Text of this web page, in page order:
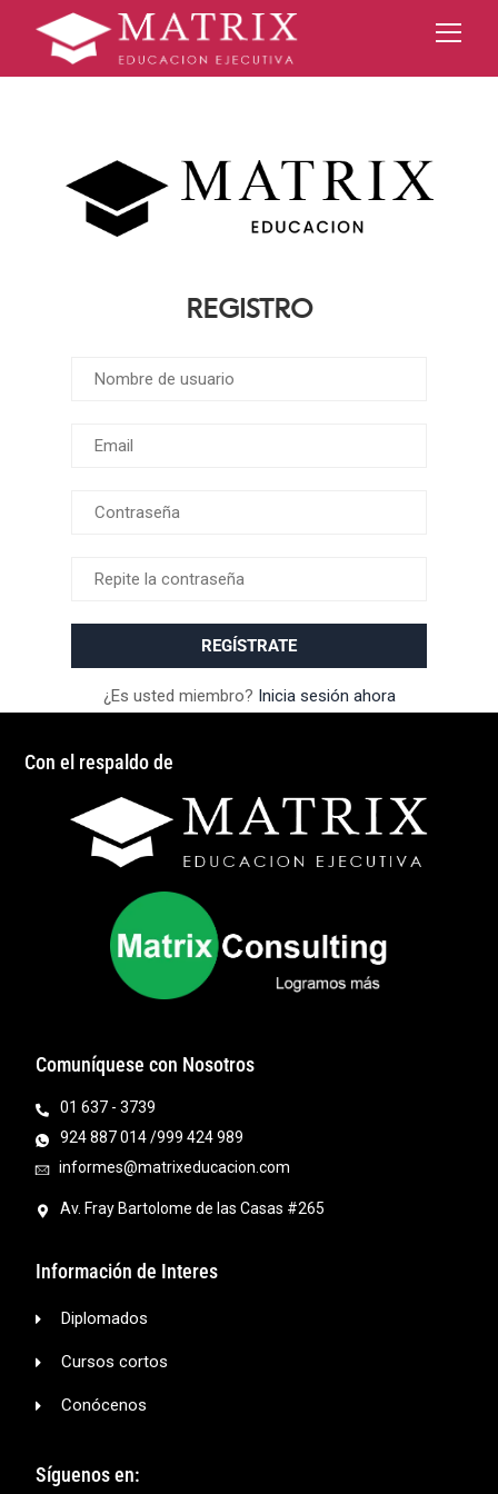
Registro
¿Es usted miembro? Inicia sesión ahora
Con el respaldo de
Comuníquese con Nosotros
01 637 - 3739
924 887 014 /999 424 989
informes@matrixeducacion.com
Av. Fray Bartolome de las Casas #265
Información de Interes
Diplomados
Cursos cortos
Conócenos
Síguenos en: